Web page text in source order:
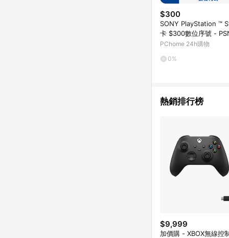
$300
SONY PlayStation ™
卡 $300數位序號 -
PChome 24h購物
0%
熱銷排行榜
$9,999
加價購 - XBOX無線控